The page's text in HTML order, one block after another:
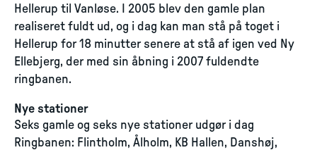
Hellerup til Vanløse. I 2005 blev den gamle plan
realiseret fuldt ud, og i dag kan man stå på toget i
Hellerup for 18 minutter senere at stå af igen ved Ny
Ellebjerg, der med sin åbning i 2007 fuldendte
ringbanen.
Nye stationer
Seks gamle og seks nye stationer udgør i dag
Ringbanen: Flintholm, Ålholm, KB Hallen, Danshøj,